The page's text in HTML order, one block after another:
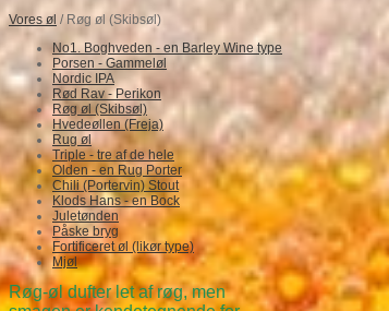
Vores øl / Røg øl (Skibsøl)
No1. Boghveden - en Barley Wine type
Porsen - Gammeløl
Nordic IPA
Rød Rav - Perikon
Røg øl (Skibsøl)
Hvedeøllen (Freja)
Rug øl
Triple - tre af de hele
Olden - en Rug Porter
Chili (Portervin) Stout
Klods Hans - en Bock
Juletønden
Påske bryg
Fortificeret øl (likør type)
Mjøl
Røg-øl dufter let af røg, men